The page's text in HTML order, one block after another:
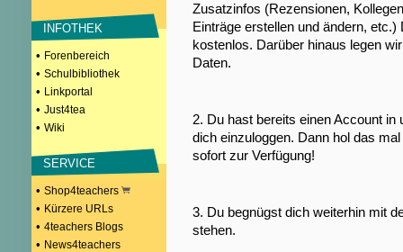
INFOTHEK
• Forenbereich
• Schulbibliothek
• Linkportal
• Just4tea
• Wiki
SERVICE
• Shop4teachers
• Kürzere URLs
• 4teachers Blogs
• News4teachers
Zusatzinfos (Rezensionen,
Einträge erstellen und ändern,
kostenlos. Darüber hinaus legen
Daten.
2. Du hast bereits einen Account
dich einzuloggen. Dann hol das
sofort zur Verfügung!
3. Du begnügst dich weiterhin mit
stehen.